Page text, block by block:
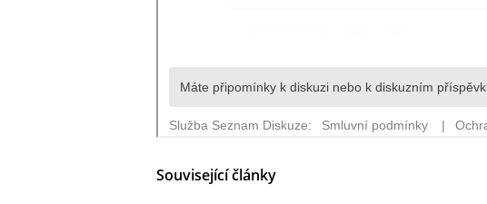
Související články